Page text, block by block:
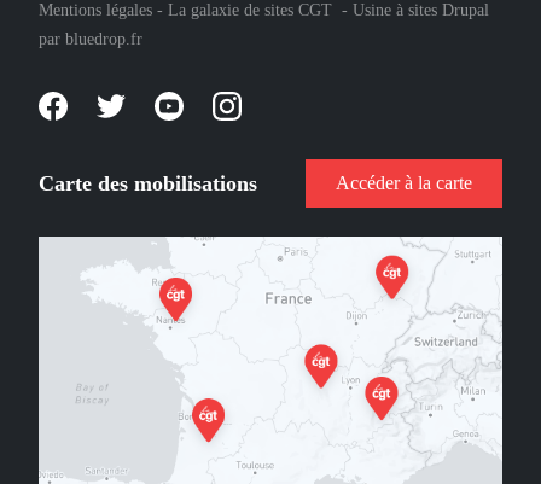
Mentions légales - La galaxie de sites CGT - Usine à sites Drupal
par bluedrop.fr
Carte des mobilisations Accéder à la carte